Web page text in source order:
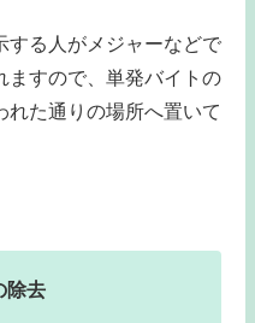
する人がメジャーなどで
ますので、単発バイトの
れた通りの場所へ置いて
除去